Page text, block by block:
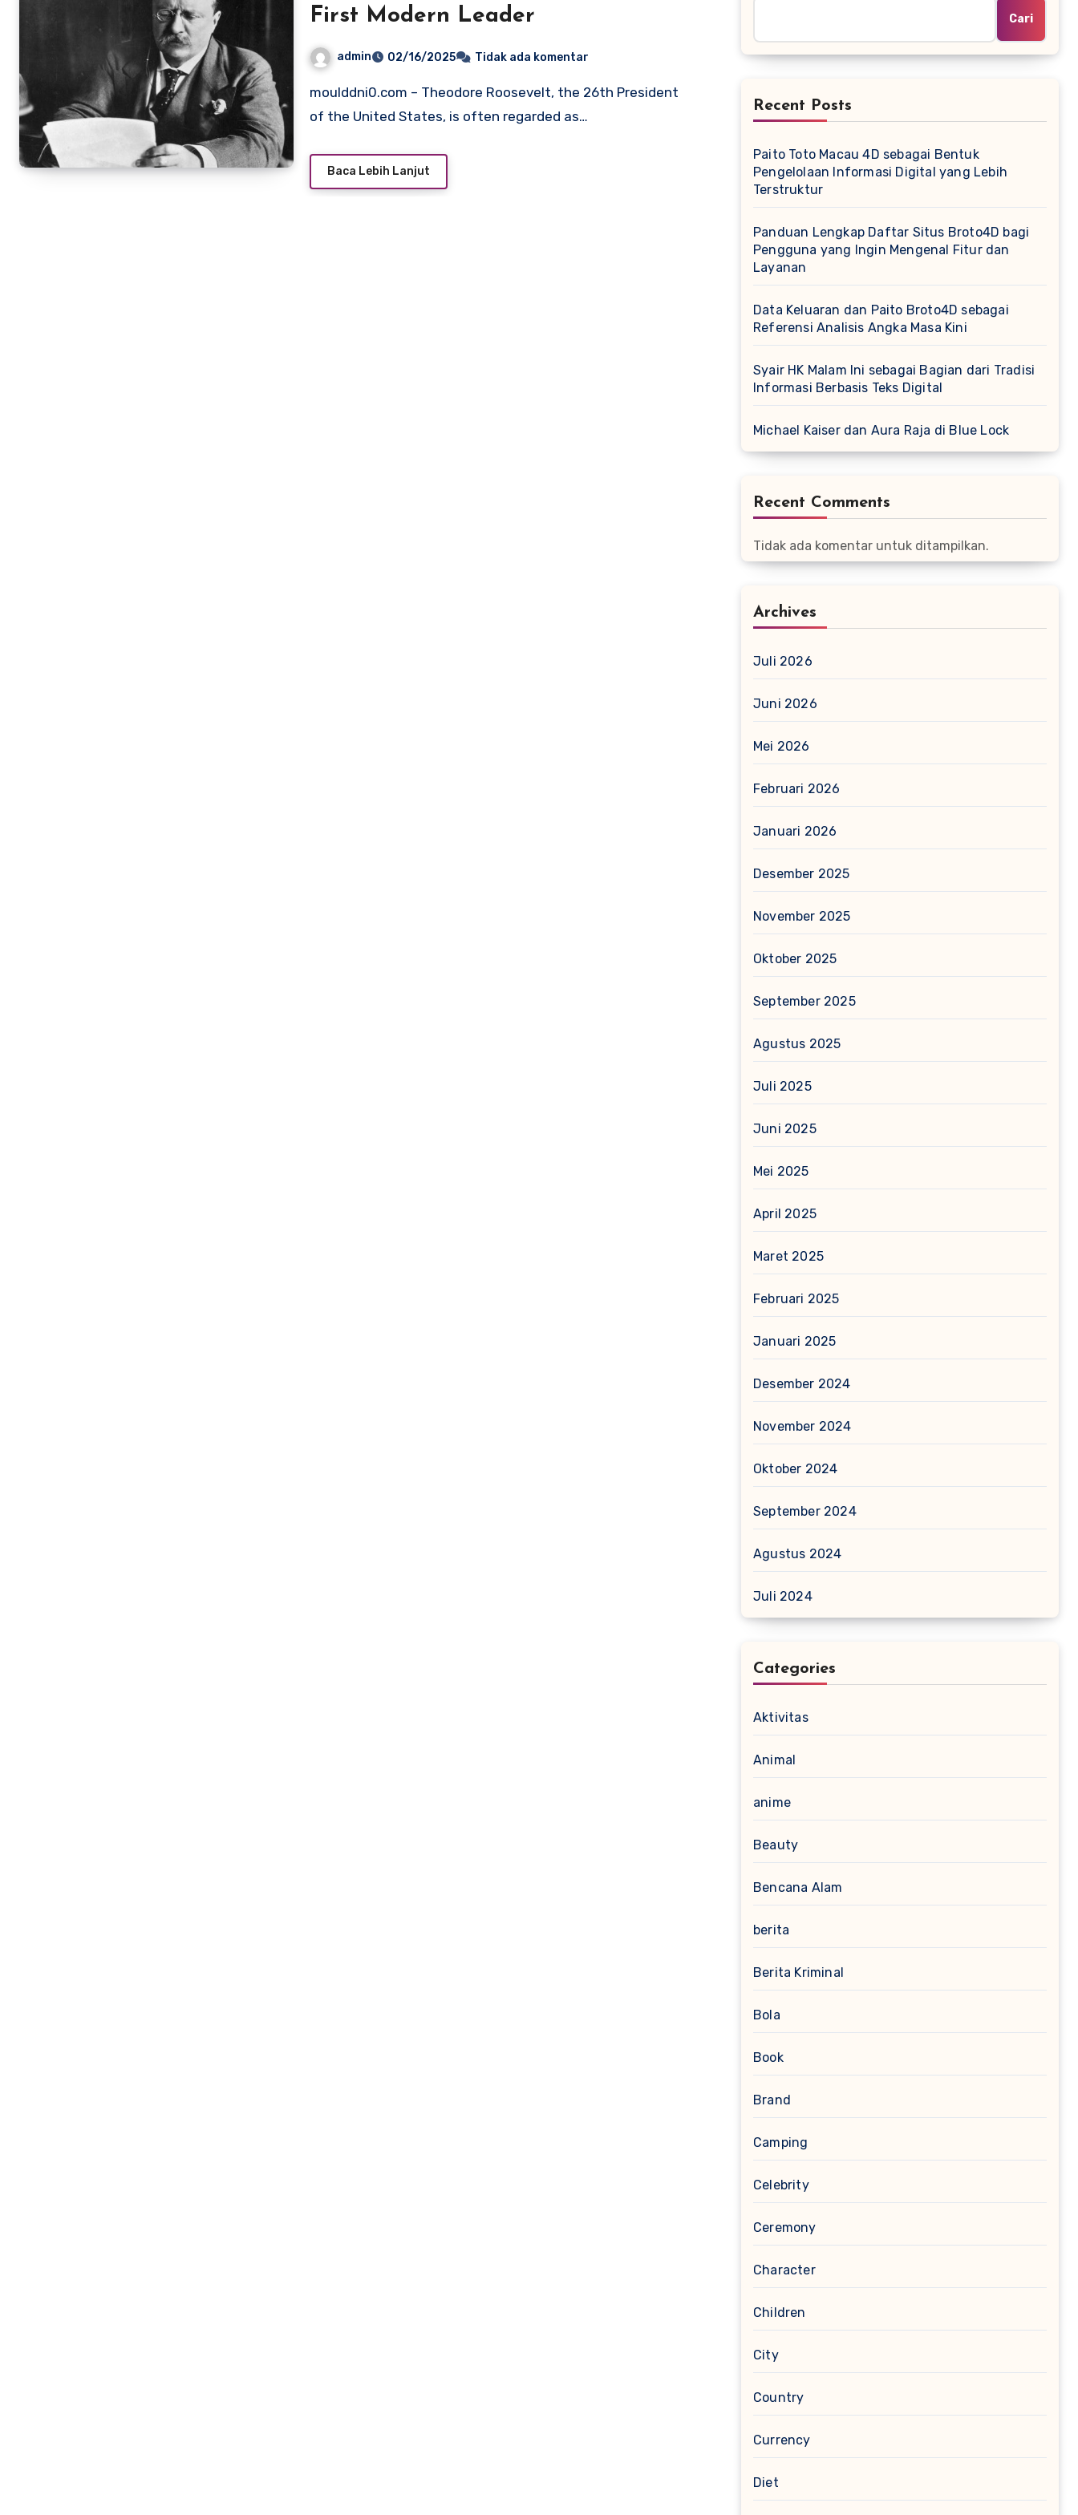
First Modern Leader
admin 02/16/2025 Tidak ada komentar
moulddni0.com – Theodore Roosevelt, the 26th President
of the United States, is often regarded as…
Baca Lebih Lanjut
Cari
Recent Posts
Paito Toto Macau 4D sebagai Bentuk
Pengelolaan Informasi Digital yang Lebih
Terstruktur
Panduan Lengkap Daftar Situs Broto4D bagi
Pengguna yang Ingin Mengenal Fitur dan
Layanan
Data Keluaran dan Paito Broto4D sebagai
Referensi Analisis Angka Masa Kini
Syair HK Malam Ini sebagai Bagian dari Tradisi
Informasi Berbasis Teks Digital
Michael Kaiser dan Aura Raja di Blue Lock
Recent Comments
Tidak ada komentar untuk ditampilkan.
Archives
Juli 2026
Juni 2026
Mei 2026
Februari 2026
Januari 2026
Desember 2025
November 2025
Oktober 2025
September 2025
Agustus 2025
Juli 2025
Juni 2025
Mei 2025
April 2025
Maret 2025
Februari 2025
Januari 2025
Desember 2024
November 2024
Oktober 2024
September 2024
Agustus 2024
Juli 2024
Categories
Aktivitas
Animal
anime
Beauty
Bencana Alam
berita
Berita Kriminal
Bola
Book
Brand
Camping
Celebrity
Ceremony
Character
Children
City
Country
Currency
Diet